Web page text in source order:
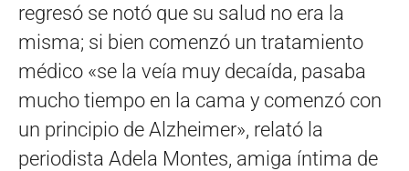
regresó se notó que su salud no era la
misma; si bien comenzó un tratamiento
médico «se la veía muy decaída, pasaba
mucho tiempo en la cama y comenzó con
un principio de Alzheimer», relató la
periodista Adela Montes, amiga íntima de